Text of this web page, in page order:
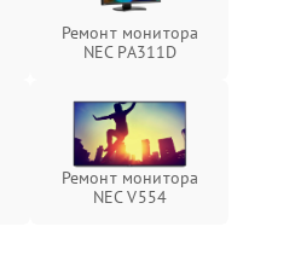
Ремонт монитора
NEC PA311D
Ремонт монитора
NEC V554